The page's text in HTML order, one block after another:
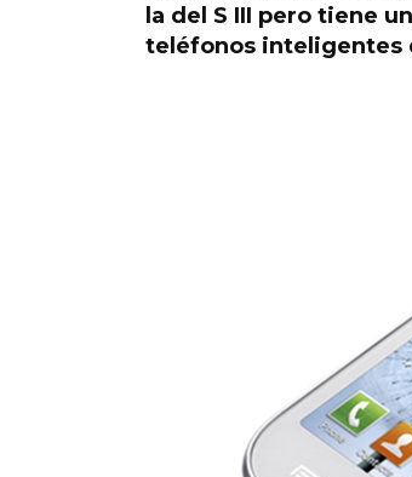
la del S III pero tiene
teléfonos inteligentes